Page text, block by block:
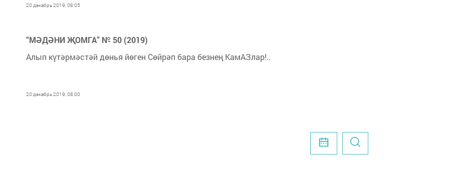
20 декабрь 2019, 08:05
“МӘДӘНИ ҖОМГА” № 50 (2019)
Алып күтәрмәстәй дөнья йөген Сөйрәп бара безнең КамАЗлар!..
20 декабрь 2019, 08:00